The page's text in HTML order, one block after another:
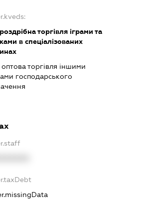
роздрібна торгівля іграми та
в спеціалізованих
оптова торгівля іншими
господарського